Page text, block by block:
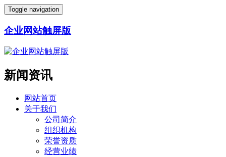
Toggle navigation
企业网站触屏版
新闻资讯
网站首页
关于我们
公司简介
组织机构
荣誉资质
经营业绩